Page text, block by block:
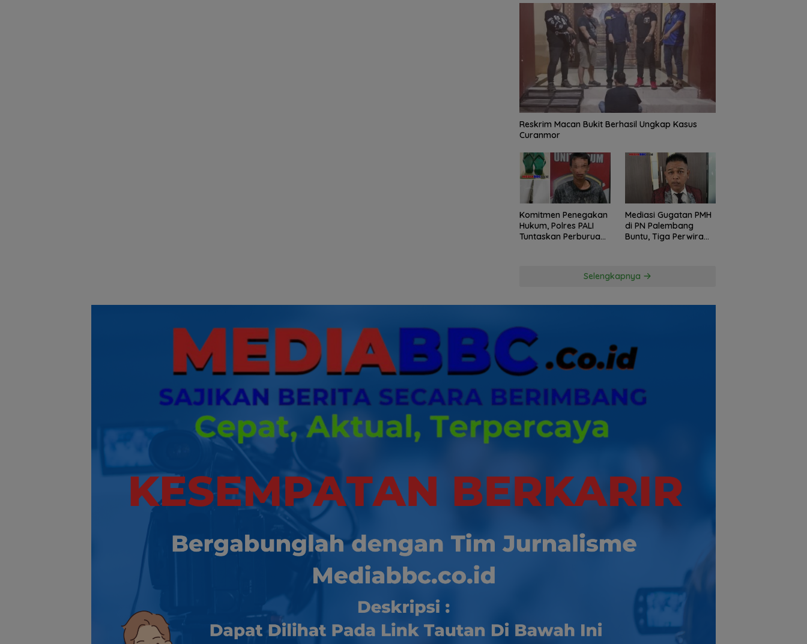
Reskrim Macan Bukit Berhasil Ungkap Kasus
Curanmor
Komitmen Penegakan
Hukum, Polres PALI
Tuntaskan Perburuan
Mediasi Gugatan PMH
di PN Palembang
Buntu, Tiga Perwira
Pertanyakan
Selengkapnya